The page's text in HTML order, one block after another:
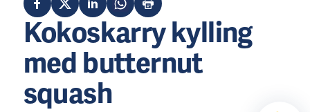
Kokoskarry kylling
med butternut
squash